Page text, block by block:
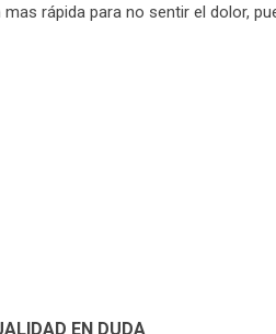
rápida para no sentir el dolor,
EN DUDA